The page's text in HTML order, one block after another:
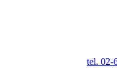
tel. 02-